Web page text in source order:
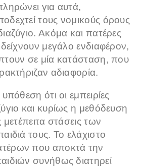
για αυτά,
τους νομικούς όρους
Ακόμα και πατέρες
μεγάλο ενδιαφέρον,
σε μία κατάσταση, που
αδιαφορία.
ότι οι εμπειρίες
και κυρίως η μεθόδευση
μετέπειτα στάσεις των
τους. Το ελάχιστο
που αποκτά την
συνήθως διατηρεί